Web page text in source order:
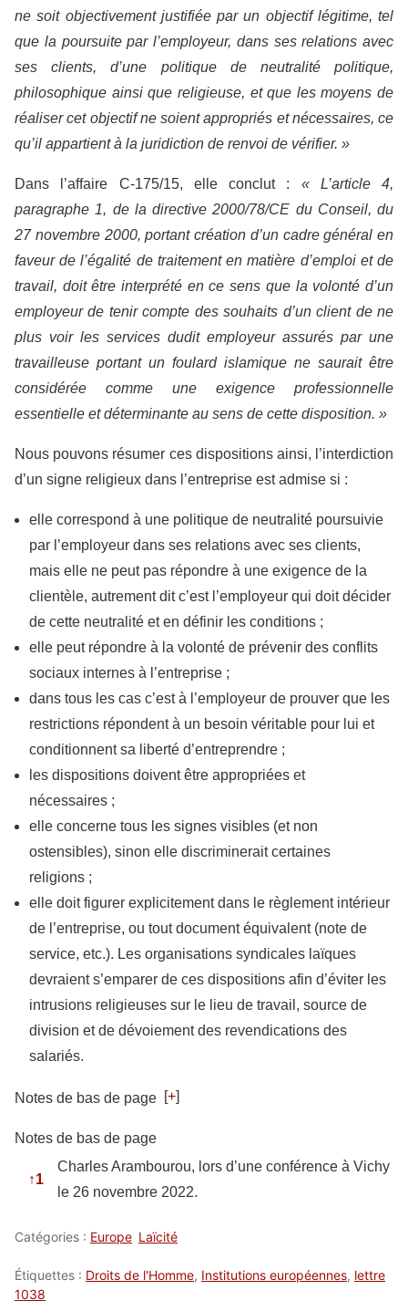
ne soit objectivement justifiée par un objectif légitime, tel
que la poursuite par l’employeur, dans ses relations avec
ses clients, d’une politique de neutralité politique,
philosophique ainsi que religieuse, et que les moyens de
réaliser cet objectif ne soient appropriés et nécessaires, ce
qu’il appartient à la juridiction de renvoi de vérifier. »
Dans l’affaire C-175/15, elle conclut : « L’article 4,
paragraphe 1, de la directive 2000/78/CE du Conseil, du
27 novembre 2000, portant création d’un cadre général en
faveur de l’égalité de traitement en matière d’emploi et de
travail, doit être interprété en ce sens que la volonté d’un
employeur de tenir compte des souhaits d’un client de ne
plus voir les services dudit employeur assurés par une
travailleuse portant un foulard islamique ne saurait être
considérée comme une exigence professionnelle
essentielle et déterminante au sens de cette disposition. »
Nous pouvons résumer ces dispositions ainsi, l’interdiction
d’un signe religieux dans l’entreprise est admise si :
elle correspond à une politique de neutralité poursuivie
par l’employeur dans ses relations avec ses clients,
mais elle ne peut pas répondre à une exigence de la
clientèle, autrement dit c’est l’employeur qui doit décider
de cette neutralité et en définir les conditions ;
elle peut répondre à la volonté de prévenir des conflits
sociaux internes à l’entreprise ;
dans tous les cas c’est à l’employeur de prouver que les
restrictions répondent à un besoin véritable pour lui et
conditionnent sa liberté d’entreprendre ;
les dispositions doivent être appropriées et
nécessaires ;
elle concerne tous les signes visibles (et non
ostensibles), sinon elle discriminerait certaines
religions ;
elle doit figurer explicitement dans le règlement intérieur
de l’entreprise, ou tout document équivalent (note de
service, etc.). Les organisations syndicales laïques
devraient s’emparer de ces dispositions afin d’éviter les
intrusions religieuses sur le lieu de travail, source de
division et de dévoiement des revendications des
salariés.
Notes de bas de page [+]
Notes de bas de page
↑1
Charles Arambourou, lors d’une conférence à Vichy
le 26 novembre 2022.
Catégories : Europe Laïcité
Étiquettes : Droits de l'Homme, Institutions européennes, lettre
1038